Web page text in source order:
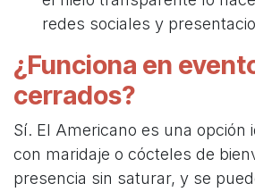
redes sociales y
¿Funciona en
cerrados?
Sí. El Americano es una opción
con maridaje o cócteles de
presencia sin saturar, y se